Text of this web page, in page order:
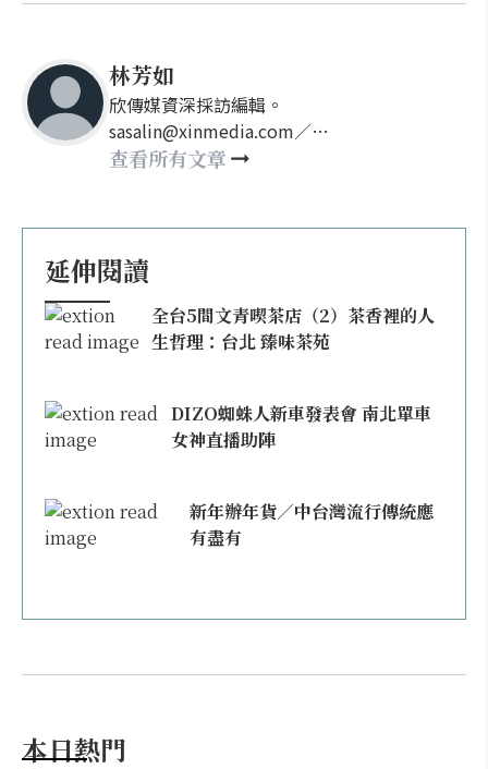
林芳如
欣傳媒資深採訪編輯。
sasalin@xinmedia.com／
happy21917@gmail.com
查看所有文章
延伸閱讀
全台5間文青喫茶店（2）茶香裡的人
生哲理：台北 臻味茶苑
DIZO蜘蛛人新車發表會 南北單車
女神直播助陣
新年辦年貨／中台灣流行傳統應
有盡有
本日熱門